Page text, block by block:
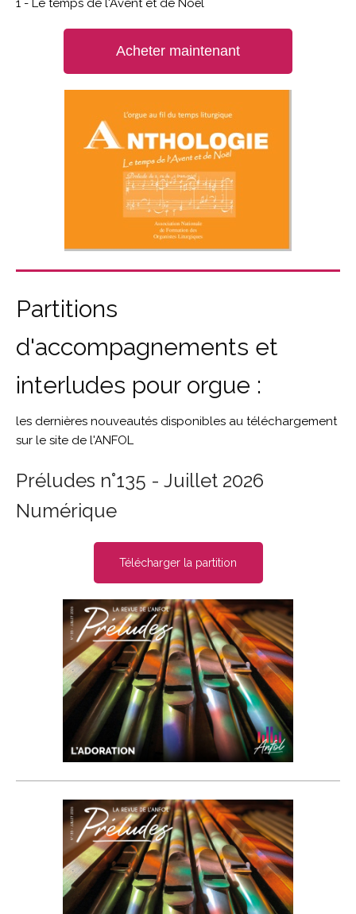
1 - Le temps de l'Avent et de Noël
Acheter maintenant
Partitions
d'accompagnements et
interludes pour orgue :
les dernières nouveautés disponibles au téléchargement
sur le site de l'ANFOL
Préludes n°135 - Juillet 2026
Numérique
Télécharger la partition